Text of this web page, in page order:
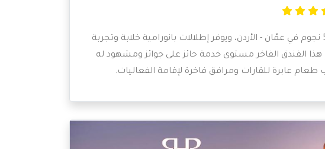
فندق لو رويال عمّان، أحد أفضل فنادق 5 نجوم في عمّان - الأردن، ويوفر إطلالات بانورامية خلابة وتجربة
الفندق الفاخر مستوى خدمة حائز على جوائز ومشهود له
طعام عابرة للقارات ومرافق فاخرة لإقامة الفعاليات.